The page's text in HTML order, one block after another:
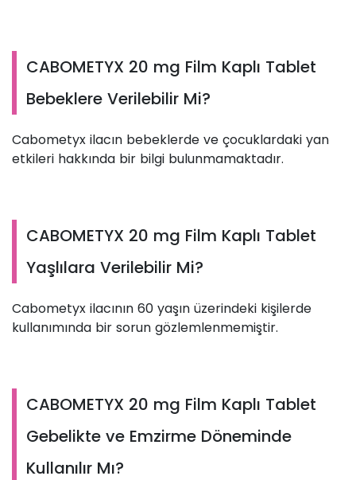
CABOMETYX 20 mg Film Kaplı Tablet
Bebeklere Verilebilir Mi?
Cabometyx ilacın bebeklerde ve çocuklardaki yan
etkileri hakkında bir bilgi bulunmamaktadır.
CABOMETYX 20 mg Film Kaplı Tablet
Yaşlılara Verilebilir Mi?
Cabometyx ilacının 60 yaşın üzerindeki kişilerde
kullanımında bir sorun gözlemlenmemiştir.
CABOMETYX 20 mg Film Kaplı Tablet
Gebelikte ve Emzirme Döneminde
Kullanılır Mı?